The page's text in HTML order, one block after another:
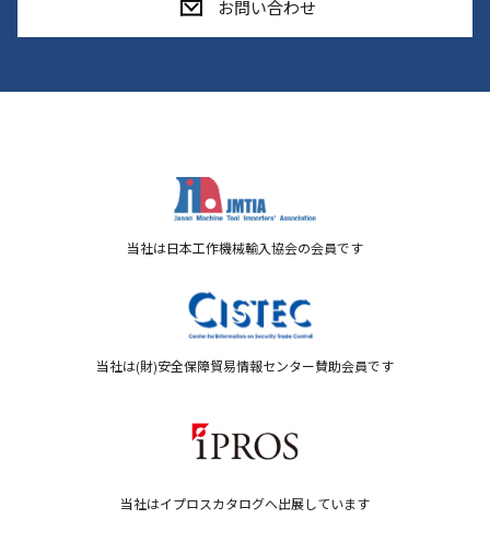
お問い合わせ
当社は日本工作機械輸入協会の会員です
当社は(財)安全保障貿易情報センター賛助会員です
当社はイプロスカタログへ出展しています